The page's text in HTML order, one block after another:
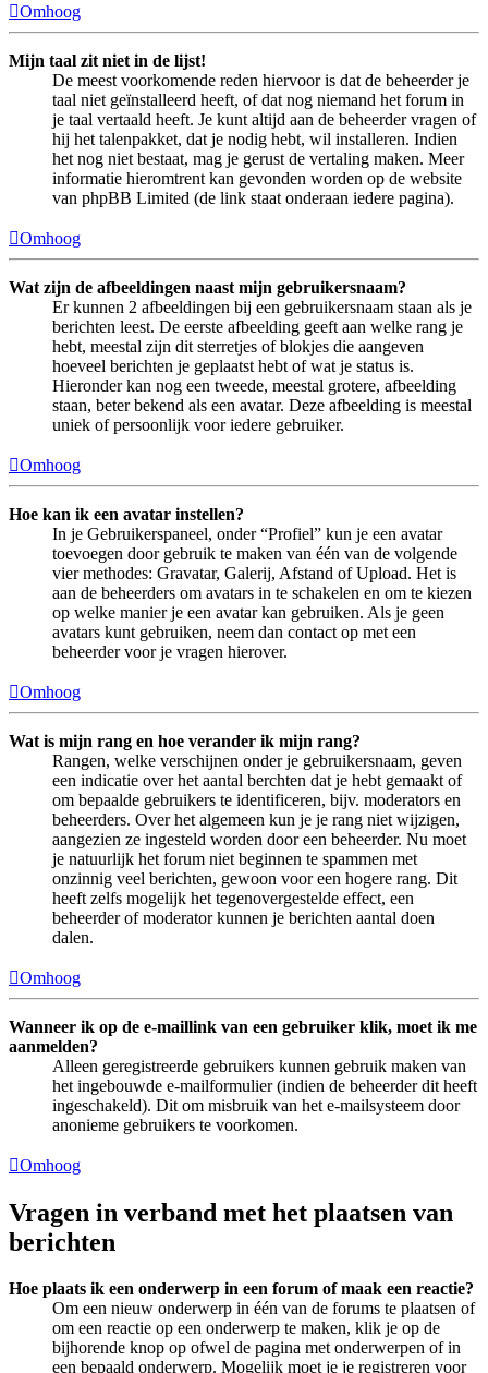
Omhoog
Mijn taal zit niet in de lijst!
De meest voorkomende reden hiervoor is dat de beheerder je
taal niet geïnstalleerd heeft, of dat nog niemand het forum in
je taal vertaald heeft. Je kunt altijd aan de beheerder vragen of
hij het talenpakket, dat je nodig hebt, wil installeren. Indien
het nog niet bestaat, mag je gerust de vertaling maken. Meer
informatie hieromtrent kan gevonden worden op de website
van phpBB Limited (de link staat onderaan iedere pagina).
Omhoog
Wat zijn de afbeeldingen naast mijn gebruikersnaam?
Er kunnen 2 afbeeldingen bij een gebruikersnaam staan als je
berichten leest. De eerste afbeelding geeft aan welke rang je
hebt, meestal zijn dit sterretjes of blokjes die aangeven
hoeveel berichten je geplaatst hebt of wat je status is.
Hieronder kan nog een tweede, meestal grotere, afbeelding
staan, beter bekend als een avatar. Deze afbeelding is meestal
uniek of persoonlijk voor iedere gebruiker.
Omhoog
Hoe kan ik een avatar instellen?
In je Gebruikerspaneel, onder “Profiel” kun je een avatar
toevoegen door gebruik te maken van één van de volgende
vier methodes: Gravatar, Galerij, Afstand of Upload. Het is
aan de beheerders om avatars in te schakelen en om te kiezen
op welke manier je een avatar kan gebruiken. Als je geen
avatars kunt gebruiken, neem dan contact op met een
beheerder voor je vragen hierover.
Omhoog
Wat is mijn rang en hoe verander ik mijn rang?
Rangen, welke verschijnen onder je gebruikersnaam, geven
een indicatie over het aantal berchten dat je hebt gemaakt of
om bepaalde gebruikers te identificeren, bijv. moderators en
beheerders. Over het algemeen kun je je rang niet wijzigen,
aangezien ze ingesteld worden door een beheerder. Nu moet
je natuurlijk het forum niet beginnen te spammen met
onzinnig veel berichten, gewoon voor een hogere rang. Dit
heeft zelfs mogelijk het tegenovergestelde effect, een
beheerder of moderator kunnen je berichten aantal doen
dalen.
Omhoog
Wanneer ik op de e-maillink van een gebruiker klik, moet ik me
aanmelden?
Alleen geregistreerde gebruikers kunnen gebruik maken van
het ingebouwde e-mailformulier (indien de beheerder dit heeft
ingeschakeld). Dit om misbruik van het e-mailsysteem door
anonieme gebruikers te voorkomen.
Omhoog
Vragen in verband met het plaatsen van
berichten
Hoe plaats ik een onderwerp in een forum of maak een reactie?
Om een nieuw onderwerp in één van de forums te plaatsen of
om een reactie op een onderwerp te maken, klik je op de
bijhorende knop op ofwel de pagina met onderwerpen of in
een bepaald onderwerp. Mogelijk moet je je registreren voor